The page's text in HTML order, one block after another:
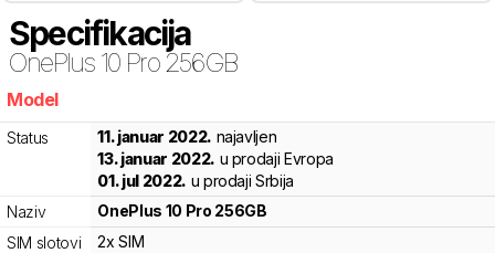
Specifikacija
OnePlus 10 Pro 256GB
Model
Status 11. januar 2022. najavljen
13. januar 2022. u prodaji Evropa
01. jul 2022. u prodaji Srbija
Naziv
OnePlus 10 Pro 256GB
SIM slotovi
2x SIM